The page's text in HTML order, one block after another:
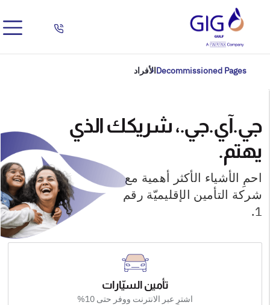
Decommissioned Pagesالأفراد
جي.آي.جي.، شريكك الذي
يهتم.
احمِ الأشياء الأكثر أهمية مع
شركة التأمين الإقليميّة رقم
1.
تأمين السيّارات
اشترِ عبر الانترنت ووفر حتى 10%